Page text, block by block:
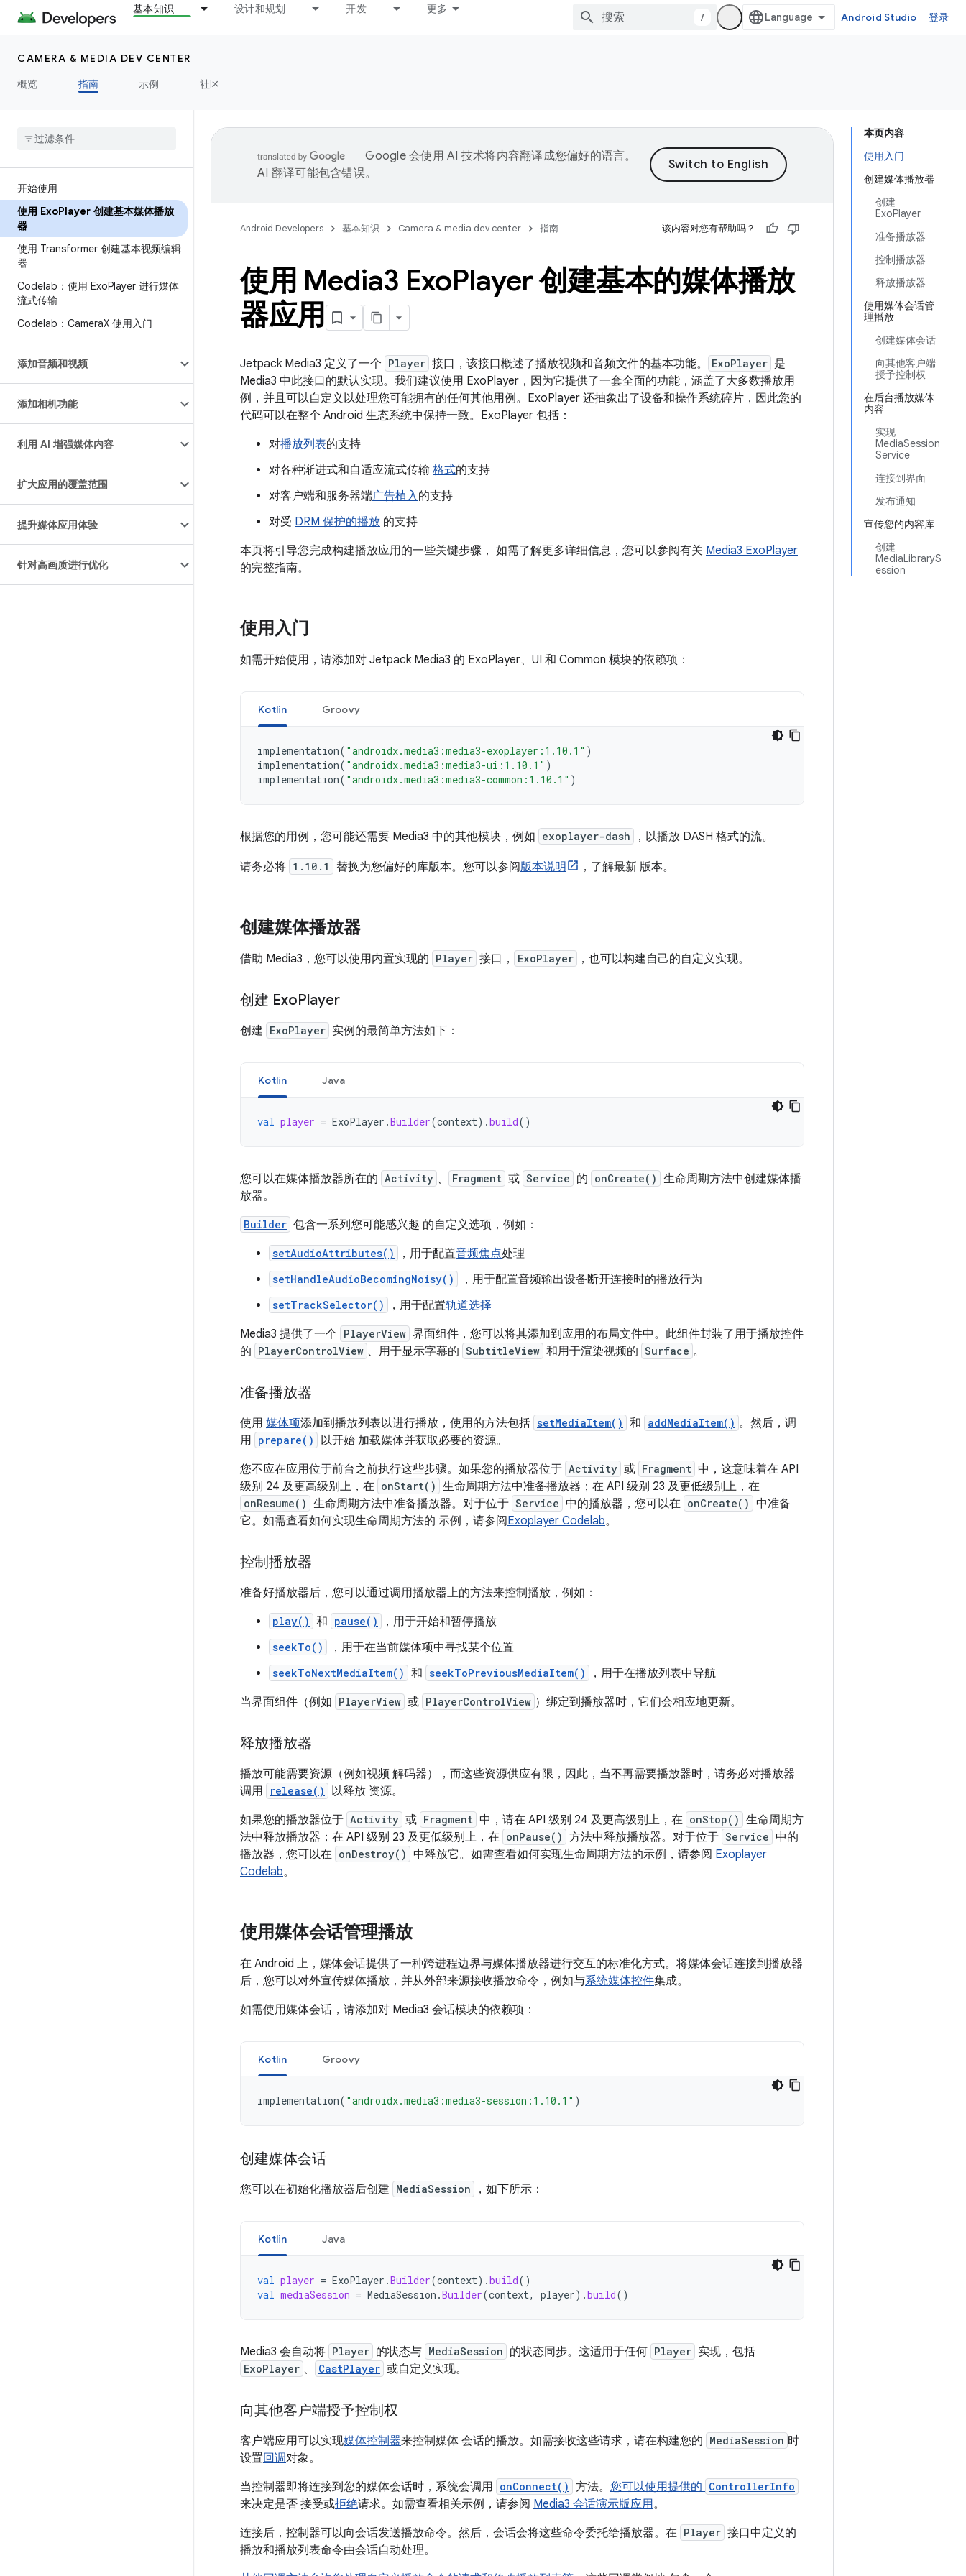
基本知识 设计和规划 开发 更多
/ Android Studio 登录
CAMERA & MEDIA DEV CENTER
概览
指南 示例 社区
开始使用
使用 ExoPlayer 创建基本媒体播放
器
使用 Transformer 创建基本视频编辑
器
Codelab：使用 ExoPlayer 进行媒体
流式传输
Codelab：CameraX 使用入门
添加音频和视频
添加相机功能
利用 AI 增强媒体内容
扩大应用的覆盖范围
提升媒体应用体验
针对高画质进行优化
本页内容
使用入门
创建媒体播放器
创建
ExoPlayer
准备播放器
控制播放器
释放播放器
使用媒体会话管
理播放
创建媒体会话
向其他客户端
授予控制权
在后台播放媒体
内容
实现
MediaSession
Service
连接到界面
发布通知
宣传您的内容库
创建
MediaLibraryS
ession
Google 会使用 AI 技术将内容翻译成您偏好的语言。
AI 翻译可能包含错误。
Android Developers 基本知识 Camera & media dev center 指南 该内容对您有帮助吗？
使用 Media3 ExoPlayer 创建基本的媒体播放
器应用
Jetpack Media3 定义了一个 Player 接口，该接口概述了播放视频和音频文件的基本功能。 ExoPlayer 是
Media3 中此接口的默认实现。我们建议使用 ExoPlayer，因为它提供了一套全面的功能，涵盖了大多数播放用
例，并且可以自定义以处理您可能拥有的任何其他用例。ExoPlayer 还抽象出了设备和操作系统碎片，因此您的
代码可以在整个 Android 生态系统中保持一致。ExoPlayer 包括：
对播放列表的支持
对各种渐进式和自适应流式传输 格式的支持
对客户端和服务器端广告植入的支持
对受 DRM 保护的播放 的支持
本页将引导您完成构建播放应用的一些关键步骤， 如需了解更多详细信息，您可以参阅有关 Media3 ExoPlayer
的完整指南。
使用入门
如需开始使用，请添加对 Jetpack Media3 的 ExoPlayer、UI 和 Common 模块的依赖项：
Kotlin Groovy
implementation( "androidx.media3:media3-exoplayer:1.10.1" )
implementation( "androidx.media3:media3-ui:1.10.1" )
implementation( "androidx.media3:media3-common:1.10.1" )
根据您的用例，您可能还需要 Media3 中的其他模块，例如 exoplayer-dash ，以播放 DASH 格式的流。
请务必将 1.10.1 替换为您偏好的库版本。您可以参阅版本说明 ，了解最新 版本。
创建媒体播放器
借助 Media3，您可以使用内置实现的 Player 接口， ExoPlayer ，也可以构建自己的自定义实现。
创建 ExoPlayer
创建 ExoPlayer 实例的最简单方法如下：
Kotlin Java
val player = ExoPlayer .Builder(context).build()
您可以在媒体播放器所在的 Activity 、 Fragment 或 Service 的 onCreate() 生命周期方法中创建媒体播
放器。
Builder 包含一系列您可能感兴趣 的自定义选项，例如：
setAudioAttributes() ，用于配置音频焦点处理
setHandleAudioBecomingNoisy() ，用于配置音频输出设备断开连接时的播放行为
setTrackSelector() ，用于配置轨道选择
Media3 提供了一个 PlayerView 界面组件，您可以将其添加到应用的布局文件中。此组件封装了用于播放控件
的 PlayerControlView 、用于显示字幕的 SubtitleView 和用于渲染视频的 Surface 。
准备播放器
使用 媒体项添加到播放列表以进行播放，使用的方法包括 setMediaItem() 和 addMediaItem() 。然后，调
用 prepare()
以开始 加载媒体并获取必要的资源。
您不应在应用位于前台之前执行这些步骤。如果您的播放器位于 Activity 或 Fragment 中，这意味着在 API
级别 24 及更高级别上，在 onStart() 生命周期方法中准备播放器；在 API 级别 23 及更低级别上，在
onResume() 生命周期方法中准备播放器。对于位于 Service 中的播放器，您可以在 onCreate() 中准备
它。如需查看如何实现生命周期方法的 示例，请参阅Exoplayer Codelab。
控制播放器
准备好播放器后，您可以通过调用播放器上的方法来控制播放，例如：
play() 和 pause() ，用于开始和暂停播放
seekTo() ，用于在当前媒体项中寻找某个位置
seekToNextMediaItem() 和 seekToPreviousMediaItem()
，用于在播放列表中导航
当界面组件（例如 PlayerView 或 PlayerControlView ）绑定到播放器时，它们会相应地更新。
释放播放器
播放可能需要资源（例如视频 解码器），而这些资源供应有限，因此，当不再需要播放器时，请务必对播放器
调用
release()
以释放 资源。
如果您的播放器位于 Activity 或 Fragment 中，请在 API 级别 24 及更高级别上，在 onStop() 生命周期方
法中释放播放器；在 API 级别 23 及更低级别上，在 onPause() 方法中释放播放器。对于位于 Service 中的
播放器，您可以在 onDestroy() 中释放它。如需查看如何实现生命周期方法的示例，请参阅 Exoplayer
Codelab。
使用媒体会话管理播放
在 Android 上，媒体会话提供了一种跨进程边界与媒体播放器进行交互的标准化方式。将媒体会话连接到播放器
后，您可以对外宣传媒体播放，并从外部来源接收播放命令，例如与系统媒体控件集成。
如需使用媒体会话，请添加对 Media3 会话模块的依赖项：
Kotlin Groovy
implementation( "androidx.media3:media3-session:1.10.1" )
创建媒体会话
您可以在初始化播放器后创建 MediaSession ，如下所示：
Kotlin Java
val player = ExoPlayer .Builder(context).build()
val mediaSession = MediaSession .Builder(context, player).build()
Media3 会自动将 Player 的状态与 MediaSession 的状态同步。这适用于任何 Player 实现，包括
ExoPlayer 、 CastPlayer 或自定义实现。
向其他客户端授予控制权
客户端应用可以实现媒体控制器来控制媒体 会话的播放。如需接收这些请求，请在构建您的 MediaSession 时
设置回调对象。
当控制器即将连接到您的媒体会话时，系统会调用 onConnect() 方法。 您可以使用提供的 ControllerInfo
来决定是否 接受或拒绝请求。如需查看相关示例，请参阅 Media3 会话演示版应用。
连接后，控制器可以向会话发送播放命令。然后，会话会将这些命令委托给播放器。在 Player 接口中定义的
播放和播放列表命令由会话自动处理。